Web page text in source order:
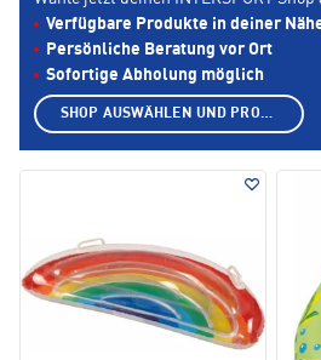
Verfügbare Produkte in deiner
Persönliche Beratung vor Ort
Sofortige Abholung möglich
SHOP AUSWÄHLEN UND PRODUKTE ANZEIGEN